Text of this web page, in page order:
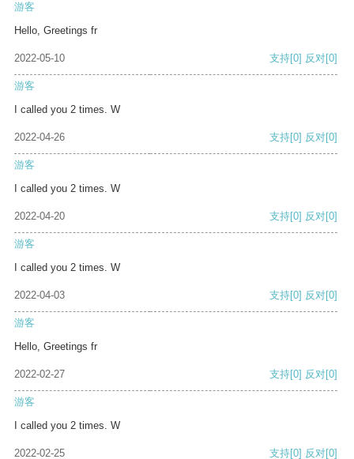
游客
Hello, Greetings fr
2022-05-10 支持[0] 反对[0]
游客
I called you 2 times. W
2022-04-26 支持[0] 反对[0]
游客
I called you 2 times. W
2022-04-20 支持[0] 反对[0]
游客
I called you 2 times. W
2022-04-03 支持[0] 反对[0]
游客
Hello, Greetings fr
2022-02-27 支持[0] 反对[0]
游客
I called you 2 times. W
2022-02-25 支持[0] 反对[0]